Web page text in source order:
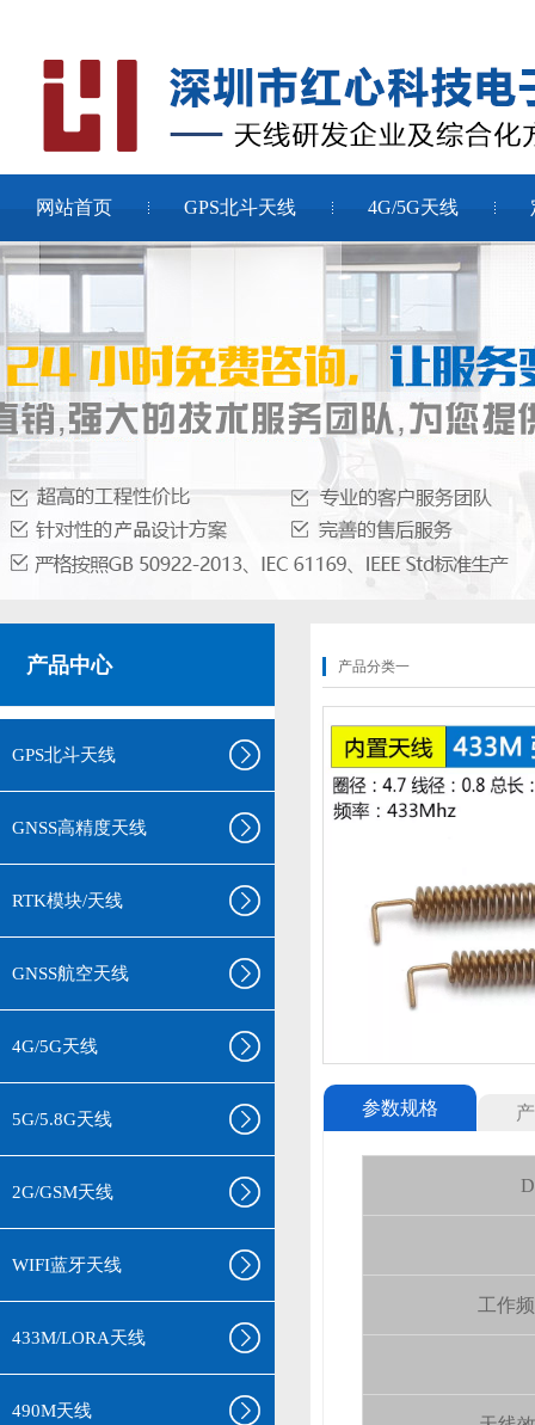
网站首页 GPS北斗天线 4G/5G天线
产品中心
GPS北斗天线
GNSS高精度天线
RTK模块/天线
GNSS航空天线
4G/5G天线
5G/5.8G天线
2G/GSM天线
WIFI蓝牙天线
433M/LORA天线
490M天线
产品分类一
参数规格
工作